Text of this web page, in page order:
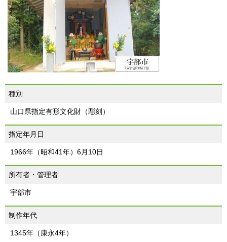
種別
山口県指定有形文化財（彫刻）
指定年月日
1966年（昭和41年）6月10日
所有者・管理者
宇部市
制作年代
1345年（康永4年）